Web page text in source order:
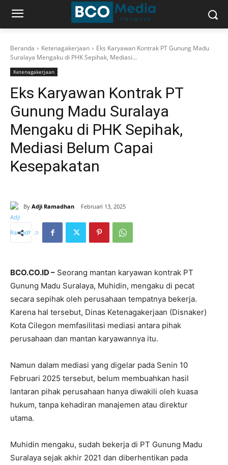
Beranda Ketenagakerjaan
Eks Karyawan Kontrak PT Gunung Madu
Suralaya Mengaku di PHK Sepihak, Mediasi...
Ketenagakerjaan
Eks Karyawan Kontrak PT
Gunung Madu Suralaya
Mengaku di PHK Sepihak,
Mediasi Belum Capai
Kesepakatan
By Adji Ramadhan Februari 13, 2025
BCO.CO.ID – Seorang mantan karyawan kontrak PT
Gunung Madu Suralaya, Muhidin, mengaku di pecat
secara sepihak oleh perusahaan tempatnya bekerja.
Karena hal tersebut, Dinas Ketenagakerjaan (Disnaker)
Kota Cilegon memfasilitasi mediasi antara pihak
perusahaan dan mantan karyawannya itu.
Namun dalam mediasi yang digelar pada Senin 10
Februari 2025 tersebut, belum membuahkan hasil
lantaran pihak perusahaan hanya diwakili oleh kuasa
hukum, tanpa kehadiran manajemen atau direktur
utama.
Muhidin mengaku, sudah bekerja di PT Gunung Madu
Suralaya sejak akhir 2021 dan diberhentikan pada